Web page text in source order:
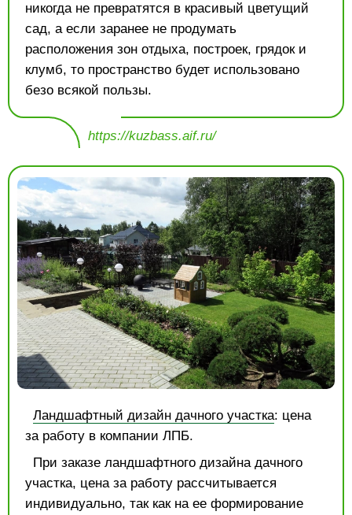
никогда не превратятся в красивый цветущий
сад, а если заранее не продумать
расположения зон отдыха, построек, грядок и
клумб, то пространство будет использовано
безо всякой пользы.
https://kuzbass.aif.ru/
Ландшафтный дизайн дачного участка: цена
за работу в компании ЛПБ.
При заказе ландшафтного дизайна дачного
участка, цена за работу рассчитывается
индивидуально, так как на ее формирование